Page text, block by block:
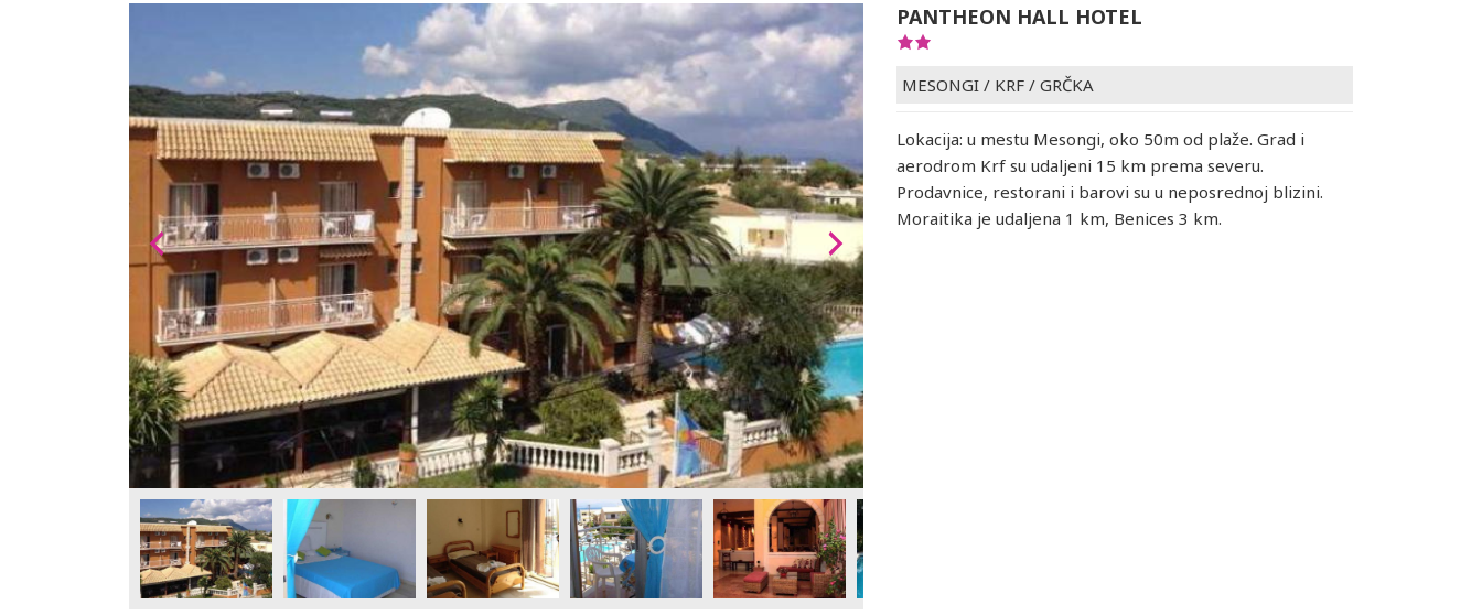
PANTHEON HALL HOTEL
MESONGI / KRF / GRČKA
Lokacija: u mestu Mesongi, oko 50m od plaže. Grad i
aerodrom Krf su udaljeni 15 km prema severu.
Prodavnice, restorani i barovi su u neposrednoj blizini.
Moraitika je udaljena 1 km, Benices 3 km.